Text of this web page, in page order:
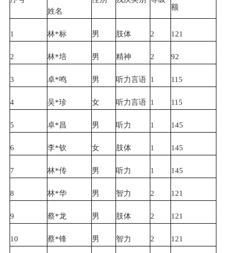
额
姓名
1 林*标 男 肢体 2 121
2 林*培 男 精神 2 92
3 卓*鸣 男 听力言语 1 115
4 吴*珍 女 听力言语 1 115
5 卓*昌 男 听力 1 145
6 李*钦 女 肢体 1 145
7 林*传 男 听力 1 145
8 林*华 男 智力 2 121
9 蔡*龙 男 肢体 2 121
10 蔡*锋 男 智力 2 121